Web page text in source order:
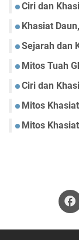
Ciri dan
Khasiat
Sejarah dan
Mitos Tuah
Ciri dan
Mitos
Mitos